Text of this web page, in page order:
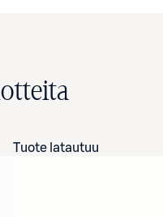
Tuote latautuu